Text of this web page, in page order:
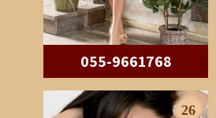
055-9661768
26